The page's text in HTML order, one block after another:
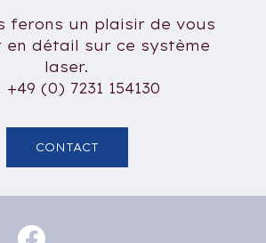
ferons un plaisir de vous
en détail sur ce système
laser.
+49 (0) 7231 154130
CONTACT